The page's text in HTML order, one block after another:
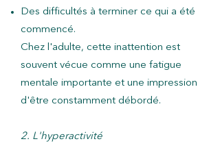
Des difficultés à terminer ce qui a été
commencé.
Chez l'adulte, cette inattention est
souvent vécue comme une fatigue
mentale importante et une impression
d'être constamment débordé.
2. L'hyperactivité